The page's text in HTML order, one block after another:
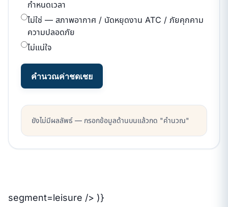
กำหนดเวลา
ไม่ใช่ — สภาพอากาศ / นัดหยุดงาน ATC / ภัยคุกคาม
ความปลอดภัย
ไม่แน่ใจ
คำนวณค่าชดเชย
ยังไม่มีผลลัพธ์ — กรอกข้อมูลด้านบนแล้วกด "คำนวณ"
segment=leisure /> )}